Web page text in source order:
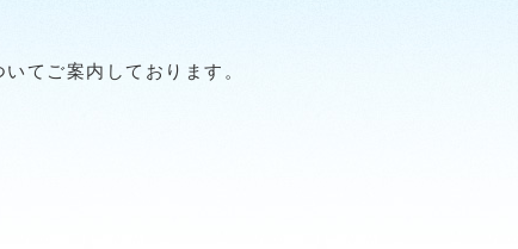
てご案内しております。